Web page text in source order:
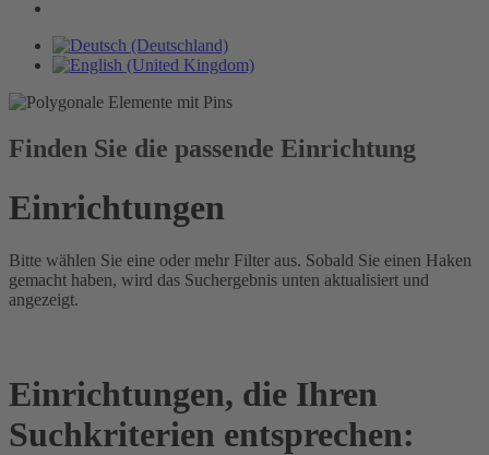
Finden Sie die passende Einrichtung
Einrichtungen
Bitte wählen Sie eine oder mehr Filter aus. Sobald Sie einen Haken
gemacht haben, wird das Suchergebnis unten aktualisiert und
angezeigt.
Einrichtungen, die Ihren
Suchkriterien entsprechen: